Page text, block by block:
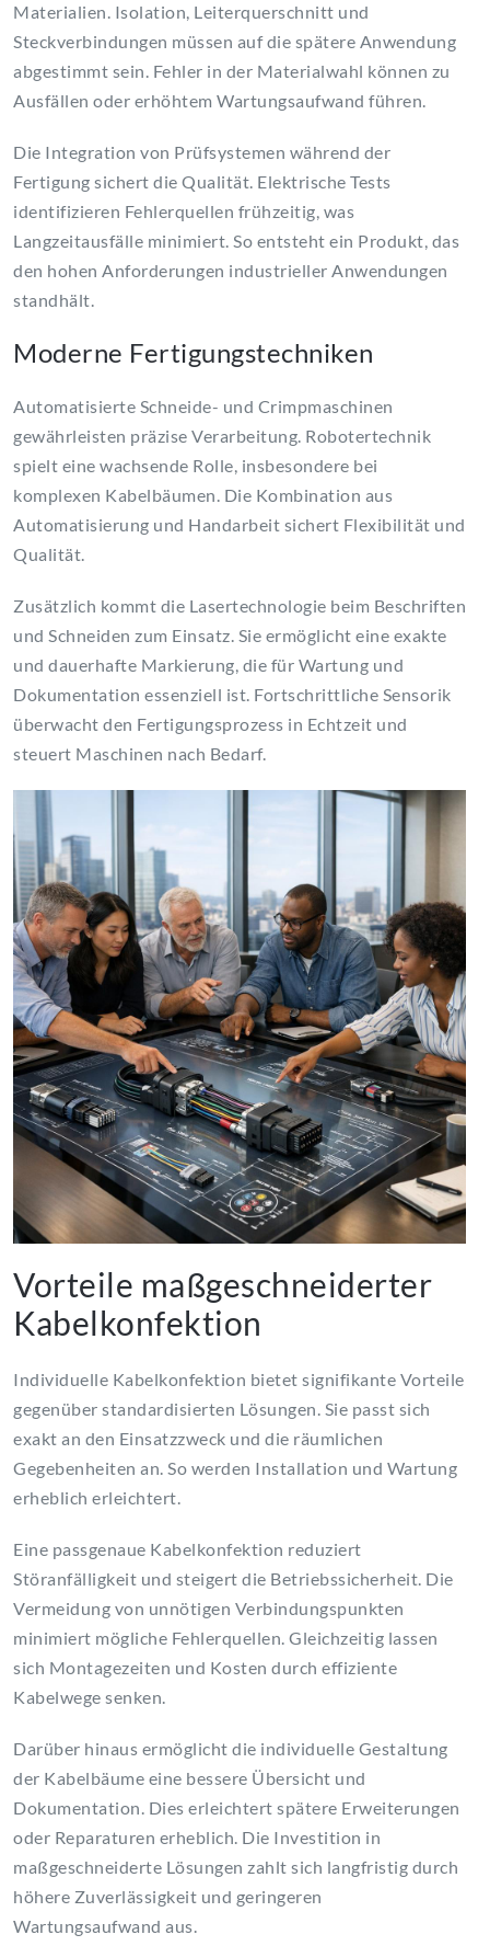
Materialien. Isolation, Leiterquerschnitt und
Steckverbindungen müssen auf die spätere Anwendung
abgestimmt sein. Fehler in der Materialwahl können zu
Ausfällen oder erhöhtem Wartungsaufwand führen.
Die Integration von Prüfsystemen während der
Fertigung sichert die Qualität. Elektrische Tests
identifizieren Fehlerquellen frühzeitig, was
Langzeitausfälle minimiert. So entsteht ein Produkt, das
den hohen Anforderungen industrieller Anwendungen
standhält.
Moderne Fertigungstechniken
Automatisierte Schneide- und Crimpmaschinen
gewährleisten präzise Verarbeitung. Robotertechnik
spielt eine wachsende Rolle, insbesondere bei
komplexen Kabelbäumen. Die Kombination aus
Automatisierung und Handarbeit sichert Flexibilität und
Qualität.
Zusätzlich kommt die Lasertechnologie beim Beschriften
und Schneiden zum Einsatz. Sie ermöglicht eine exakte
und dauerhafte Markierung, die für Wartung und
Dokumentation essenziell ist. Fortschrittliche Sensorik
überwacht den Fertigungsprozess in Echtzeit und
steuert Maschinen nach Bedarf.
Vorteile maßgeschneiderter
Kabelkonfektion
Individuelle Kabelkonfektion bietet signifikante Vorteile
gegenüber standardisierten Lösungen. Sie passt sich
exakt an den Einsatzzweck und die räumlichen
Gegebenheiten an. So werden Installation und Wartung
erheblich erleichtert.
Eine passgenaue Kabelkonfektion reduziert
Störanfälligkeit und steigert die Betriebssicherheit. Die
Vermeidung von unnötigen Verbindungspunkten
minimiert mögliche Fehlerquellen. Gleichzeitig lassen
sich Montagezeiten und Kosten durch effiziente
Kabelwege senken.
Darüber hinaus ermöglicht die individuelle Gestaltung
der Kabelbäume eine bessere Übersicht und
Dokumentation. Dies erleichtert spätere Erweiterungen
oder Reparaturen erheblich. Die Investition in
maßgeschneiderte Lösungen zahlt sich langfristig durch
höhere Zuverlässigkeit und geringeren
Wartungsaufwand aus.